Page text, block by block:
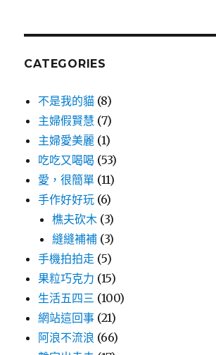
CATEGORIES
不是我的貓 (8)
主婦假賢慧 (7)
主婦愛美麗 (1)
吃吃又喝喝 (53)
愛，很簡單 (11)
手作好好玩 (6)
樵夫砍木 (3)
縫縫補補 (3)
手機拍拍走 (5)
果粒巧克力 (15)
生活五四三 (100)
網站這回事 (21)
阿浪不流浪 (66)